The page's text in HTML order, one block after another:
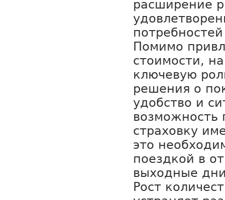
расширение
Помимо
стоимости,
ключевую
решения о
удобство и
возможность
страховку
это
поездкой в
выходные
Рост